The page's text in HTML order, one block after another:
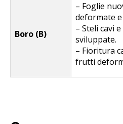
Boro (B)
– Foglie
deformate
– Steli cavi
sviluppate.
– Fioritura
frutti